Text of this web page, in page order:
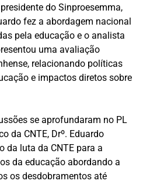
do Sinproesemma,
fez a abordagem nacional
pela educação e o analista
uma avaliação
relacionando políticas
e impactos diretos sobre
se aprofundaram no PL
da CNTE, Drº. Eduardo
da luta da CNTE para a
da educação abordando a
os desdobramentos até